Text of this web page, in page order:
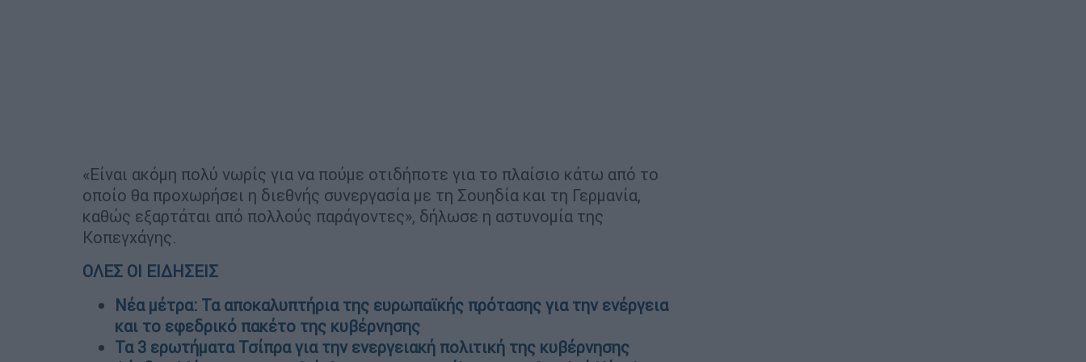
«Είναι ακόμη πολύ νωρίς για να πούμε οτιδήποτε για το πλαίσιο κάτω από το
οποίο θα προχωρήσει η διεθνής συνεργασία με τη Σουηδία και τη Γερμανία,
καθώς εξαρτάται από πολλούς παράγοντες», δήλωσε η αστυνομία της
Κοπεγχάγης.
ΟΛΕΣ ΟΙ ΕΙΔΗΣΕΙΣ
Νέα μέτρα: Τα αποκαλυπτήρια της ευρωπαϊκής πρότασης για την ενέργεια
και το εφεδρικό πακέτο της κυβέρνησης
Τα 3 ερωτήματα Τσίπρα για την ενεργειακή πολιτική της κυβέρνησης